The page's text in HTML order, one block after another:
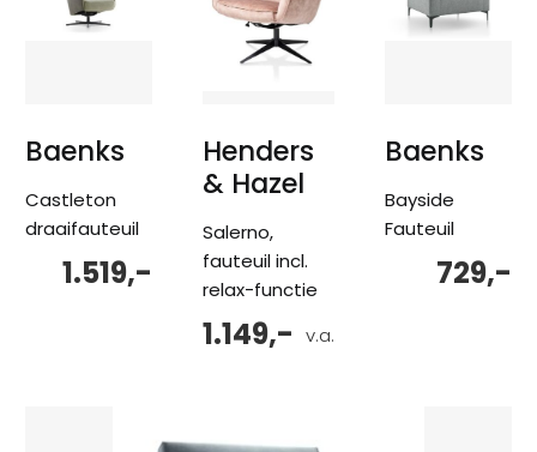
Baenks
Castleton
draaifauteuil
1.519,-
Henders
& Hazel
Salerno,
fauteuil incl.
relax-functie
v.a.
1.149,-
Baenks
Bayside
Fauteuil
729,-